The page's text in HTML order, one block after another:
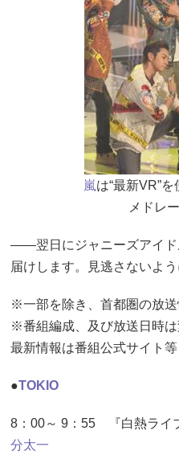
嵐は“最新VR”
メドレ
――翌日にジャニーズアイド
届けします。見逃さないよ
※一部を除き、首都圏の放送
※番組編成、及び放送日時は
最新情報は番組公式サイト等
●TOKIO
8：00～ 9：55 『白熱ライ
分太一